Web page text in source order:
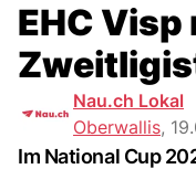
EHC
Nau.ch Lokal
Oberwallis,
Im National Cup